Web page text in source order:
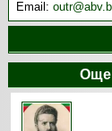
Email:
Още